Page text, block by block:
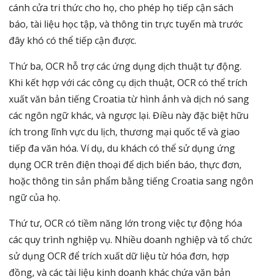
cánh cửa tri thức cho họ, cho phép họ tiếp cận sách
báo, tài liệu học tập, và thông tin trực tuyến mà trước
đây khó có thể tiếp cận được.
Thứ ba, OCR hỗ trợ các ứng dụng dịch thuật tự động.
Khi kết hợp với các công cụ dịch thuật, OCR có thể trích
xuất văn bản tiếng Croatia từ hình ảnh và dịch nó sang
các ngôn ngữ khác, và ngược lại. Điều này đặc biệt hữu
ích trong lĩnh vực du lịch, thương mại quốc tế và giao
tiếp đa văn hóa. Ví dụ, du khách có thể sử dụng ứng
dụng OCR trên điện thoại để dịch biển báo, thực đơn,
hoặc thông tin sản phẩm bằng tiếng Croatia sang ngôn
ngữ của họ.
Thứ tư, OCR có tiềm năng lớn trong việc tự động hóa
các quy trình nghiệp vụ. Nhiều doanh nghiệp và tổ chức
sử dụng OCR để trích xuất dữ liệu từ hóa đơn, hợp
đồng, và các tài liệu kinh doanh khác chứa văn bản